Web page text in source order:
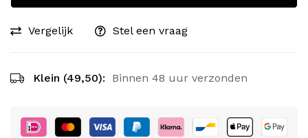
Vergelijk Stel een vraag
Klein (49,50): Binnen 48 uur verzonden